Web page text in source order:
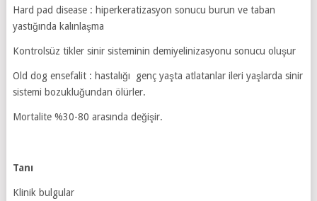
Hard pad disease : hiperkeratizasyon sonucu burun ve taban
yastığında kalınlaşma
Kontrolsüz tikler sinir sisteminin demiyelinizasyonu sonucu oluşur
Old dog ensefalit : hastalığı genç yaşta atlatanlar ileri yaşlarda sinir
sistemi bozukluğundan ölürler.
Mortalite %30-80 arasında değişir.
Tanı
Klinik bulgular